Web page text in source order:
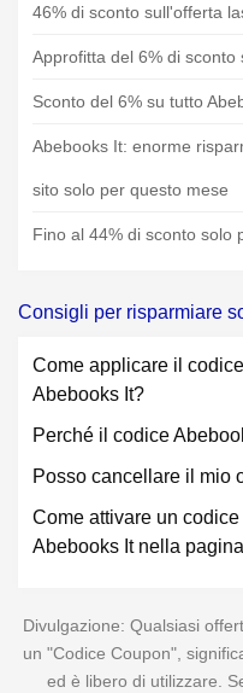
46% di sconto sull'offerta
Approfitta del 6% di sconto
Sconto del 6% su tutto
Abebooks It: enorme
sito solo per questo mese
Fino al 44% di sconto solo
Consigli per risparmiare
Come applicare il
Abebooks It?
Perché il codice
Posso cancellare il mio
Come attivare un
Abebooks It nella
Divulgazione: Qualsiasi
un "Codice Coupon",
ed è libero di utilizzare.